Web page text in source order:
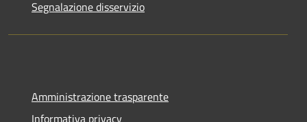
Segnalazione disservizio
Amministrazione trasparente
Informativa privacy